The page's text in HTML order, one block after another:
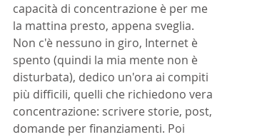
capacità di concentrazione è per me
la mattina presto, appena sveglia.
Non c'è nessuno in giro, Internet è
spento (quindi la mia mente non è
disturbata), dedico un'ora ai compiti
più difficili, quelli che richiedono vera
concentrazione: scrivere storie, post,
domande per finanziamenti. Poi